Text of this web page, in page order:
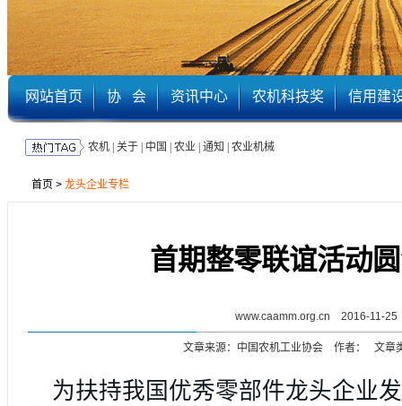
网站首页 协 会 资讯中心 农机科技奖 信用建
农机| 关于| 中国 农业| 通知 农业机械
首页 > 龙头企业专栏
首期整零联谊活动
www.caamm.org.cn 2016-11-25
文章来源：中国农机工业协会 作者： 文章
为扶持我国优秀零部件龙头企业